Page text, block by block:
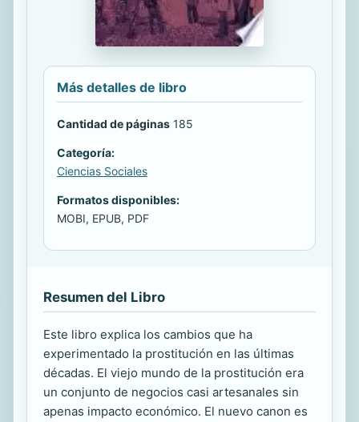
Más detalles de libro
Cantidad de páginas 185
Categoría:
Ciencias Sociales
Formatos disponibles:
MOBI, EPUB, PDF
Resumen del Libro
Este libro explica los cambios que ha
experimentado la prostitución en las últimas
décadas. El viejo mundo de la prostitución era
un conjunto de negocios casi artesanales sin
apenas impacto económico. El nuevo canon es